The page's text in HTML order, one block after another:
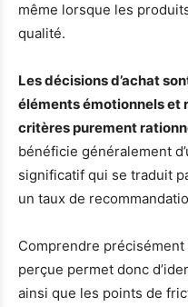
même lorsque les
qualité.
Les décisions d’achat
éléments émotionnels et
critères purement
bénéficie généralement
significatif qui se traduit
un taux de
Comprendre
perçue permet donc
ainsi que les points de